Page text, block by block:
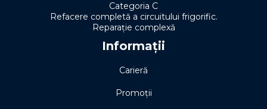
Categoria C
Refacere completă a circuitului frigorific.
Reparație complexă
Informații
Carieră
Promoții